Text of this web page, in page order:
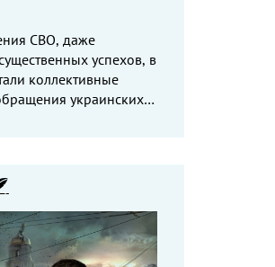
СВО, даже
успехов, в
коллективные
украинских